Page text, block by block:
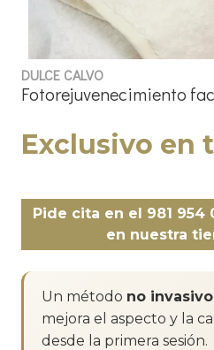
DULCE CALVO
Fotorejuvenecimiento
Exclusivo en
Pide cita en el 981 954
en nuestra
Un método no
mejora el aspecto y la
desde la primera sesión.